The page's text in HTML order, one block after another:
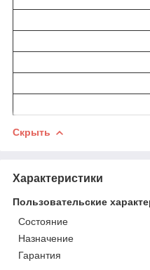
Скрыть
Характеристики
Пользовательские
Состояние
Назначение
Гарантия